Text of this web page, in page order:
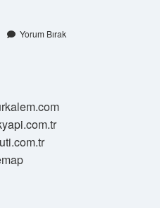
Yorum Bırak